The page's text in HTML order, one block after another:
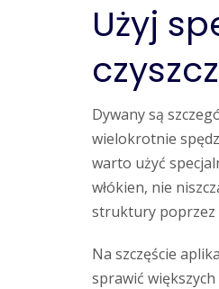
Użyj
Dywany są
wielokrotnie
warto użyć
włókien, nie
struktury poprzez
Na szczęście
sprawić